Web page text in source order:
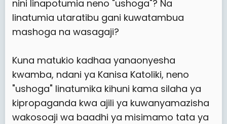
nini linapotumia neno "ushoga"? Na
linatumia utaratibu gani kuwatambua
mashoga na wasagaji?
Kuna matukio kadhaa yanaonyesha
kwamba, ndani ya Kanisa Katoliki, neno
"ushoga" linatumika kihuni kama silaha ya
kipropaganda kwa ajili ya kuwanyamazisha
wakosoaji wa baadhi ya misimamo tata ya